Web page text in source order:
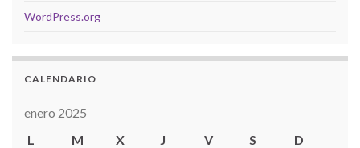
WordPress.org
CALENDARIO
enero 2025
L
M X J V S D